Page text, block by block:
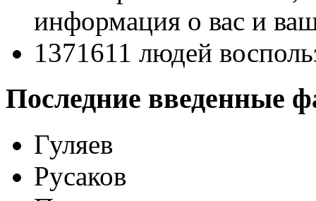
информация о вас и
1371611 людей
Последние введенные
Гуляев
Русаков